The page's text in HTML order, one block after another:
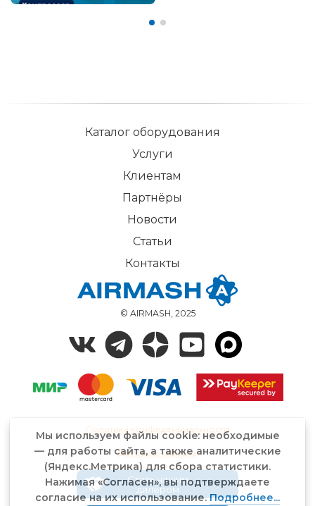
© AIRMASH, 2025
Каталог оборудования
Услуги
Клиентам
Партнёры
Новости
Статьи
Контакты
Политика конфиденциальности
Договор-оферта
Стать нашим
дилером
Мы используем файлы cookie: необходимые
— для работы сайта, а также аналитические
(Яндекс.Метрика) для сбора статистики.
Нажимая «Согласен», вы подтверждаете
согласие на их использование.Подробнее...